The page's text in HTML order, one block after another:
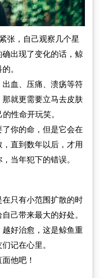
张，自己观察几个星
出现了变化的话，鲸
。
血、压痛、溃疡等符
就更需要立马去皮肤
性命开玩笑。
你的命，但是它会在
直到数年以后，才用
当年犯下的错误。
只有小范围扩散的时
己带来最大的好处。
好治愈，这是鲸鱼重
记在心里。
他吧！